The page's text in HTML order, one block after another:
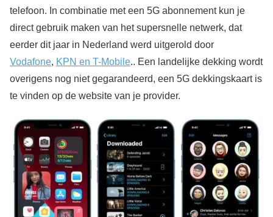
telefoon. In combinatie met een 5G abonnement kun je
direct gebruik maken van het supersnelle netwerk, dat
eerder dit jaar in Nederland werd uitgerold door
Vodafone, KPN en T-Mobile.. Een landelijke dekking wordt
overigens nog niet gegarandeerd, een 5G dekkingskaart is
te vinden op de website van je provider.